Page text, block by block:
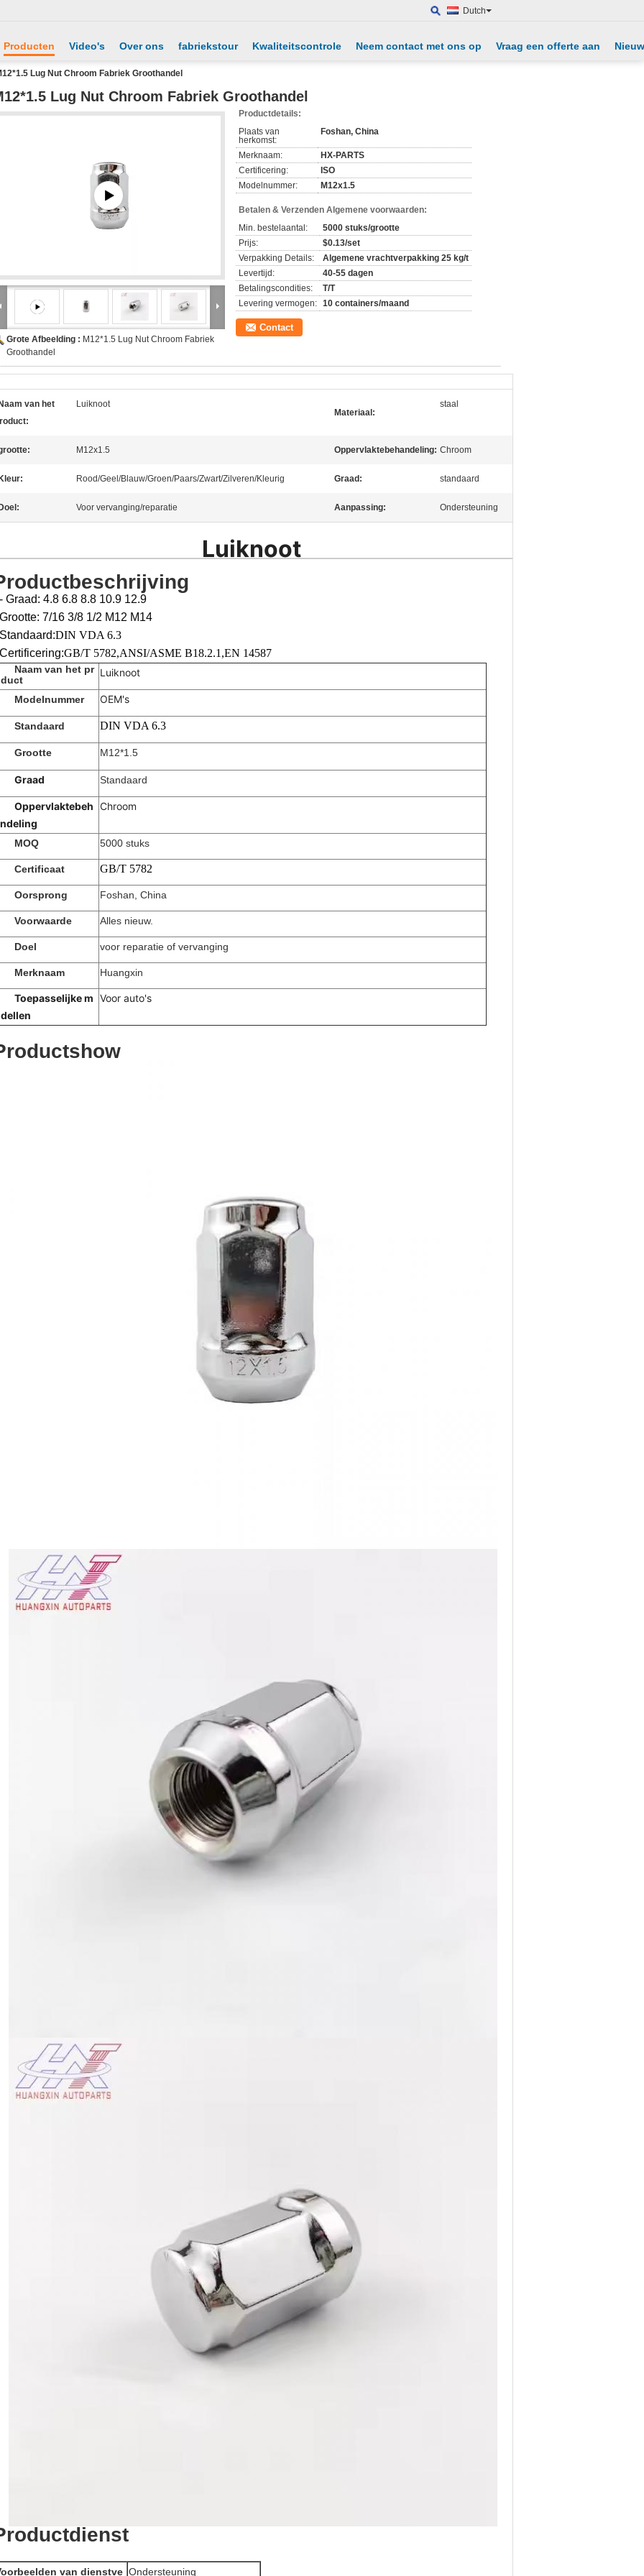
Dutch
Producten Video's Over ons fabriekstour Kwaliteitscontrole Neem contact met ons op Vraag een offerte aan
Lug Nut Chroom Fabriek Groothandel
Lug Nut Chroom Fabriek Groothandel
Grote Afbeelding : M12*1.5 Lug Nut Chroom Fabriek
Groothandel
Productdetails:
Plaats van
herkomst:
Foshan, China
Merknaam:
HX-PARTS
Certificering:
ISO
Modelnummer:
M12x1.5
Betalen & Verzenden Algemene voorwaarden:
Min. bestelaantal:
5000 stuks/grootte
Prijs:
$0.13/set
Verpakking Details:
Algemene vrachtverpakking 25 kg/t
Levertijd:
40-55 dagen
Betalingscondities:
T/T
Levering vermogen: 10 containers/maand
Contact
van het
Luiknoot
Materiaal:
staal
M12x1.5 Oppervlaktebehandeling: Chroom
Rood/Geel/Blauw/Groen/Paars/Zwart/Zilveren/Kleurig Graad: standaard
Voor vervanging/reparatie Aanpassing: Ondersteuning
Luiknoot
Graad: 4.8 6.8 8.8 10.9 12.9
7/16 3/8 1/2 M12 M14
DIN VDA 6.3
GB/T 5782,ANSI/ASME B18.2.1,EN 14587
Naam van het pr Luiknoot
Modelnummer OEM's
Standaard DIN VDA 6.3
Grootte M12*1.5
Graad Standaard
Oppervlaktebeh Chroom
MOQ 5000 stuks
Certificaat GB/T 5782
Oorsprong Foshan, China
Voorwaarde Alles nieuw.
Doel voor reparatie of vervanging
Merknaam Huangxin
Toepasselijke m Voor auto's
van dienstve Ondersteuning